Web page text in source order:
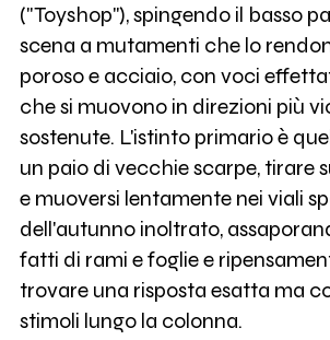
("Toyshop"), spingendo il basso
scena a mutamenti che lo
poroso e acciaio, con voci
che si muovono in direzioni più
sostenute. L'istinto primario è
un paio di vecchie scarpe, tirare
e muoversi lentamente nei viali
dell'autunno inoltrato,
fatti di rami e foglie e
trovare una risposta esatta ma
stimoli lungo la colonna.